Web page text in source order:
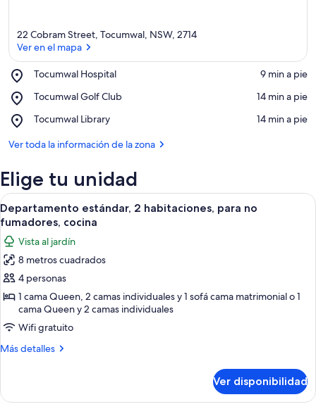
22 Cobram Street, Tocumwal, NSW, 2714
Ver en el mapa
Tocumwal Hospital
Place,
Hospital
‪9 min a pie‬
Tocumwal Golf Club
Place,
Golf
‪14 min a pie‬
Tocumwal Library
Place,
Library
‪14 min a pie‬
Ver toda la información de la zona
Elige tu unidad
Abrir
todas
las
fotos
de
Departamento
estándar,
habitaciones,
para
cocina
Un dormitorio con pared de ladrillo,
6
Departamento estándar, 2 habitaciones, para no
fumadores, cocina
Vista al jardín
8 metros cuadrados
4 personas
1 cama Queen, 2 camas individuales y 1 sofá cama matrimonial o 1
cama Queen y 2 camas individuales
Wifi gratuito
Más detalles
Más
estándar,
Ver disponibilidad